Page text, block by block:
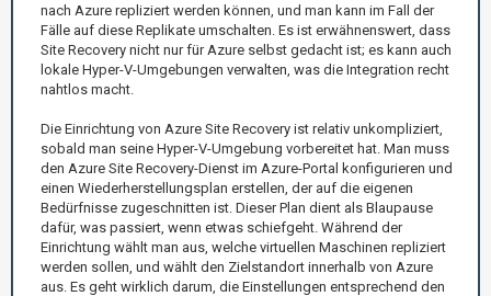
nach Azure repliziert werden können, und man kann im Fall der
Fälle auf diese Replikate umschalten. Es ist erwähnenswert, dass
Site Recovery nicht nur für Azure selbst gedacht ist; es kann auch
lokale Hyper-V-Umgebungen verwalten, was die Integration recht
nahtlos macht.
Die Einrichtung von Azure Site Recovery ist relativ unkompliziert,
sobald man seine Hyper-V-Umgebung vorbereitet hat. Man muss
den Azure Site Recovery-Dienst im Azure-Portal konfigurieren und
einen Wiederherstellungsplan erstellen, der auf die eigenen
Bedürfnisse zugeschnitten ist. Dieser Plan dient als Blaupause
dafür, was passiert, wenn etwas schiefgeht. Während der
Einrichtung wählt man aus, welche virtuellen Maschinen repliziert
werden sollen, und wählt den Zielstandort innerhalb von Azure
aus. Es geht wirklich darum, die Einstellungen entsprechend den